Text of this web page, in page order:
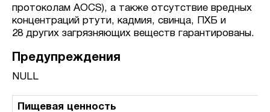
протоколам AOCS), а также отсутствие вредных
концентраций ртути, кадмия, свинца, ПХБ и
28 других загрязняющих веществ гарантированы.
Предупреждения
NULL
Пищевая ценность